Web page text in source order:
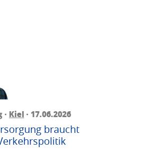
Kiel · 17.06.2026
braucht